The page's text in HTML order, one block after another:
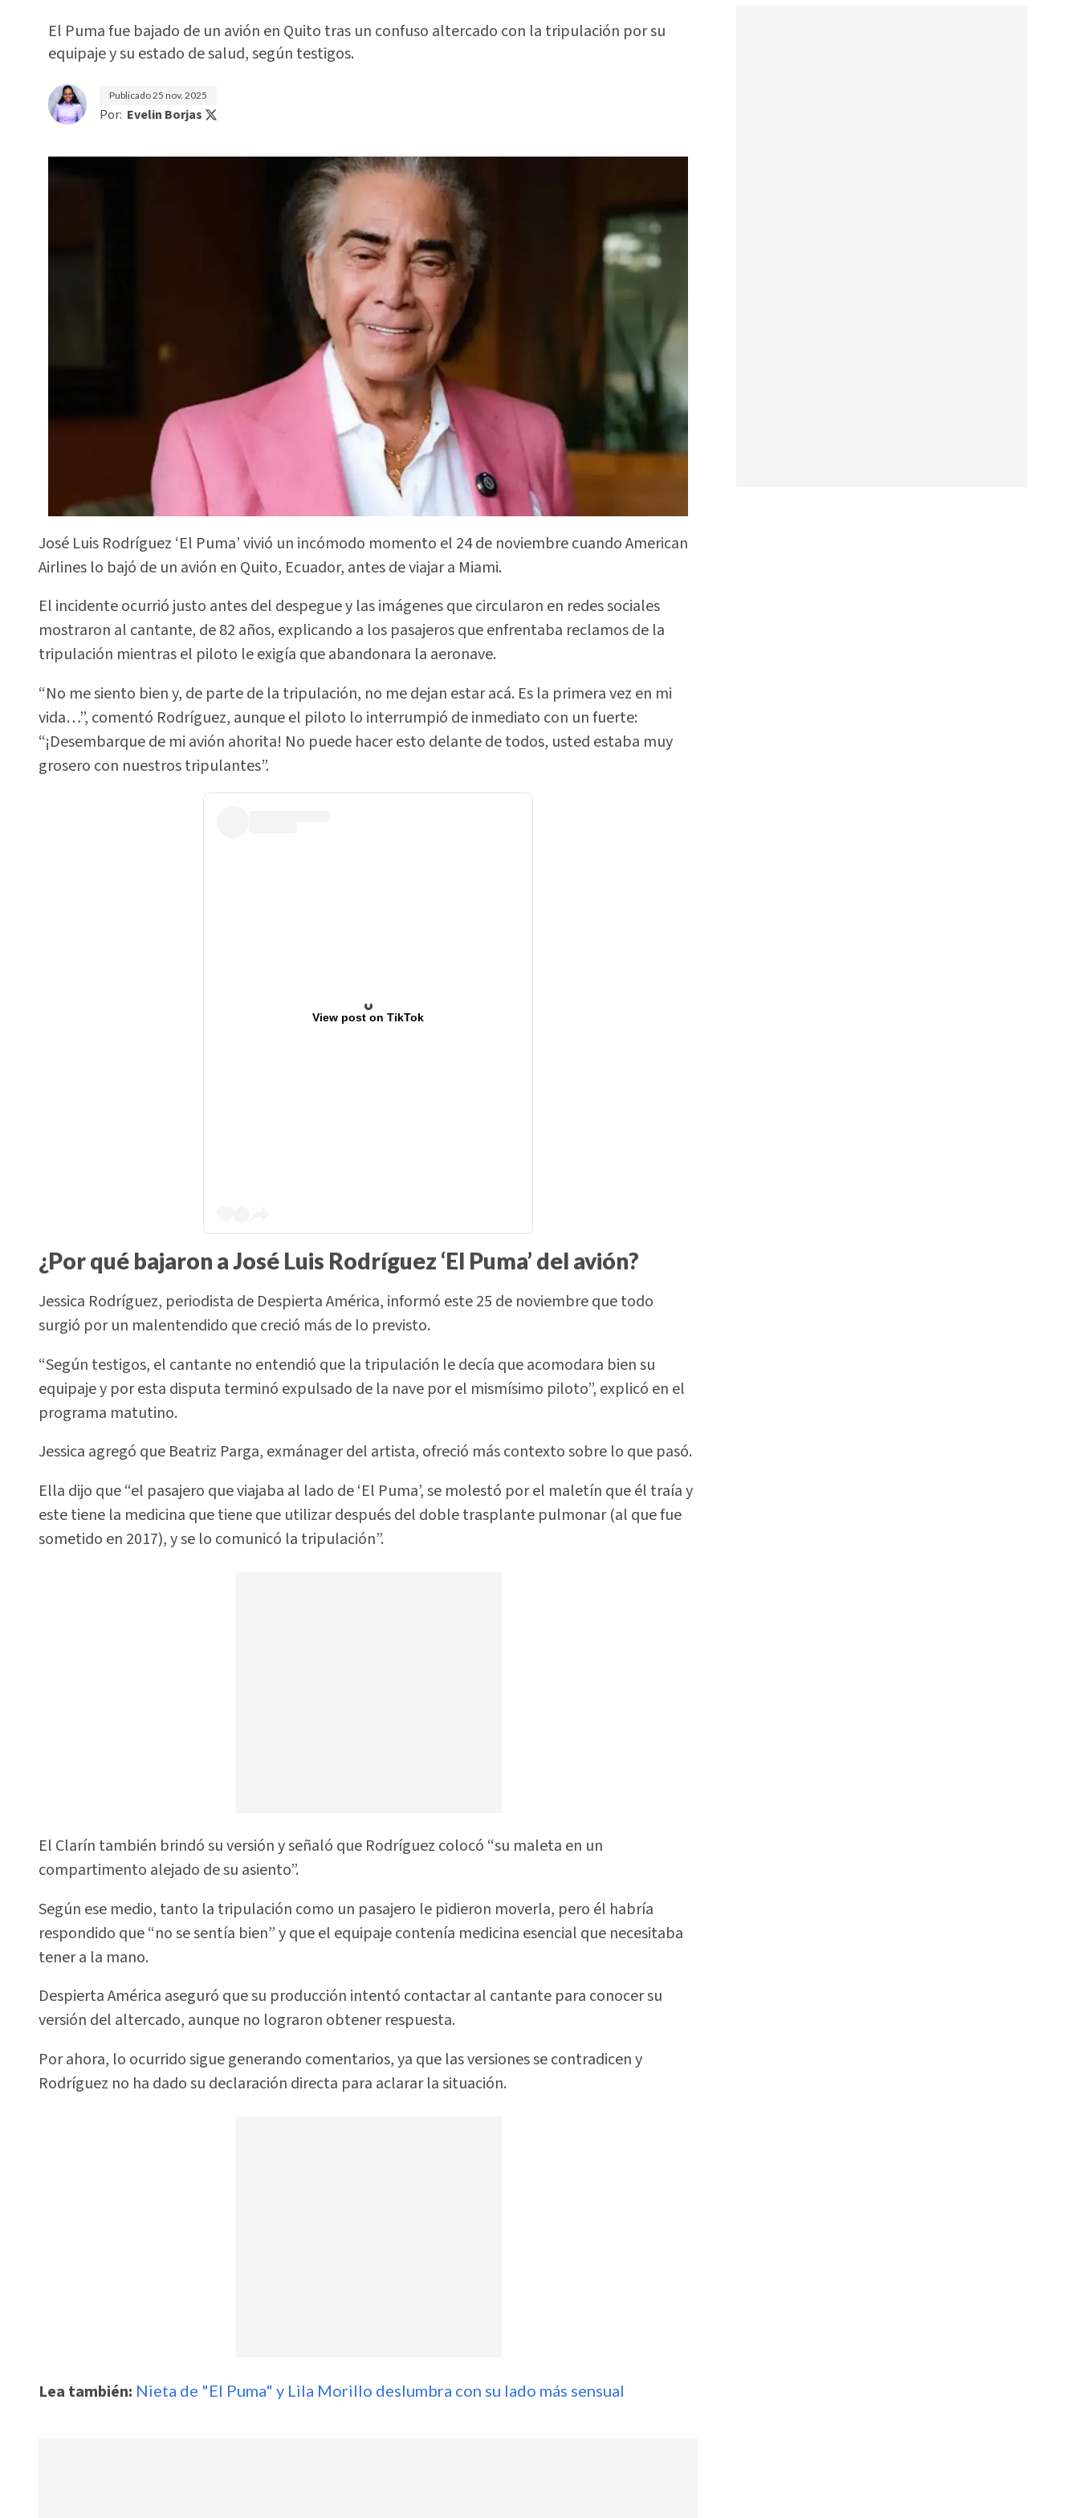
El Puma fue bajado de un avión en Quito tras un confuso altercado con la tripulación por su
equipaje y su estado de salud, según testigos.
Publicado25 nov. 2025
Por: Evelin Borjas
José Luis Rodríguez ‘El Puma’ vivió un incómodo momento el 24 de noviembre cuando American
Airlines lo bajó de un avión en Quito, Ecuador, antes de viajar a Miami.
El incidente ocurrió justo antes del despegue y las imágenes que circularon en redes sociales
mostraron al cantante, de 82 años, explicando a los pasajeros que enfrentaba reclamos de la
tripulación mientras el piloto le exigía que abandonara la aeronave.
“No me siento bien y, de parte de la tripulación, no me dejan estar acá. Es la primera vez en mi
vida…”, comentó Rodríguez, aunque el piloto lo interrumpió de inmediato con un fuerte:
“¡Desembarque de mi avión ahorita! No puede hacer esto delante de todos, usted estaba muy
grosero con nuestros tripulantes”.
View post on TikTok
¿Por qué bajaron a José Luis Rodríguez ‘El Puma’ del avión?
Jessica Rodríguez, periodista de Despierta América, informó este 25 de noviembre que todo
surgió por un malentendido que creció más de lo previsto.
“Según testigos, el cantante no entendió que la tripulación le decía que acomodara bien su
equipaje y por esta disputa terminó expulsado de la nave por el mismísimo piloto”, explicó en el
programa matutino.
Jessica agregó que Beatriz Parga, exmánager del artista, ofreció más contexto sobre lo que pasó.
Ella dijo que “el pasajero que viajaba al lado de ‘El Puma’, se molestó por el maletín que él traía y
este tiene la medicina que tiene que utilizar después del doble trasplante pulmonar (al que fue
sometido en 2017), y se lo comunicó la tripulación”.
El Clarín también brindó su versión y señaló que Rodríguez colocó “su maleta en un
compartimento alejado de su asiento”.
Según ese medio, tanto la tripulación como un pasajero le pidieron moverla, pero él habría
respondido que “no se sentía bien” y que el equipaje contenía medicina esencial que necesitaba
tener a la mano.
Despierta América aseguró que su producción intentó contactar al cantante para conocer su
versión del altercado, aunque no lograron obtener respuesta.
Por ahora, lo ocurrido sigue generando comentarios, ya que las versiones se contradicen y
Rodríguez no ha dado su declaración directa para aclarar la situación.
Lea también: Nieta de "El Puma" y Lila Morillo deslumbra con su lado más sensual